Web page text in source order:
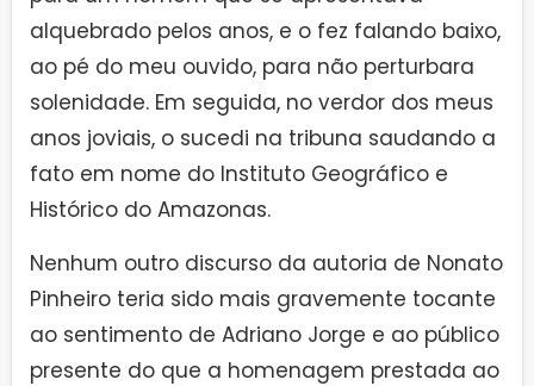
alquebrado pelos anos, e o fez falando baixo,
ao pé do meu ouvido, para não perturbara
solenidade. Em seguida, no verdor dos meus
anos joviais, o sucedi na tribuna saudando a
fato em nome do Instituto Geográfico e
Histórico do Amazonas.
Nenhum outro discurso da autoria de Nonato
Pinheiro teria sido mais gravemente tocante
ao sentimento de Adriano Jorge e ao público
presente do que a homenagem prestada ao